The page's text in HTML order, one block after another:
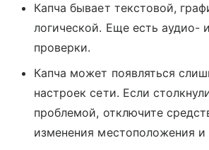
Капча бывает текстовой,
логической. Еще есть аудио-
проверки.
Капча может появляться
настроек сети. Если
проблемой, отключите
изменения местоположения и